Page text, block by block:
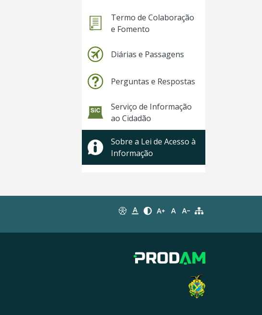
Termo de Colaboração
e Fomento
Diárias e Passagens
Perguntas e Respostas
Serviço de Informação
ao Cidadão
Sobre a Lei de Acesso à
Informação